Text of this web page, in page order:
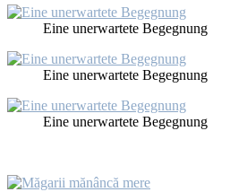
Ei­ne un­er­war­te­te Be­geg­nung
Ei­ne un­er­war­te­te Be­geg­nung
Ei­ne un­er­war­te­te Be­geg­nung